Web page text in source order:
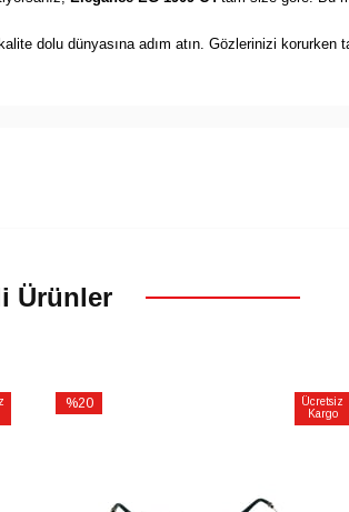
dolu dünyasına adım atın. Gözlerinizi korurken
Ürünler
%20
Ücretsiz
Kargo